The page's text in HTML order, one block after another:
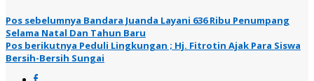
Pos sebelumnya Bandara Juanda Layani 636 Ribu Penumpang
Selama Natal Dan Tahun Baru
Pos berikutnya Peduli Lingkungan ; Hj. Fitrotin Ajak Para Siswa
Bersih-Bersih Sungai